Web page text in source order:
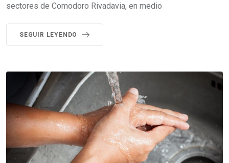
sectores de Comodoro Rivadavia, en medio
SEGUIR LEYENDO